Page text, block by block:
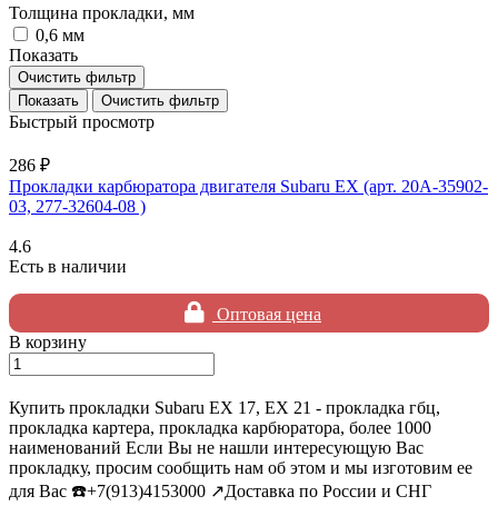
Толщина прокладки, мм
0,6 мм
Показать
Очистить фильтр
Очистить фильтр
Быстрый просмотр
286 ₽
Прокладки карбюратора двигателя Subaru EX (арт. 20A-35902-
03, 277-32604-08 )
4.6
Есть в наличии
Оптовая цена
В корзину
Купить прокладки Subaru EX 17, EX 21 - прокладка гбц,
прокладка картера, прокладка карбюратора, более 1000
наименований Если Вы не нашли интересующую Вас
прокладку, просим сообщить нам об этом и мы изготовим ее
для Вас ☎️+7(913)4153000 ↗️Доставка по России и СНГ